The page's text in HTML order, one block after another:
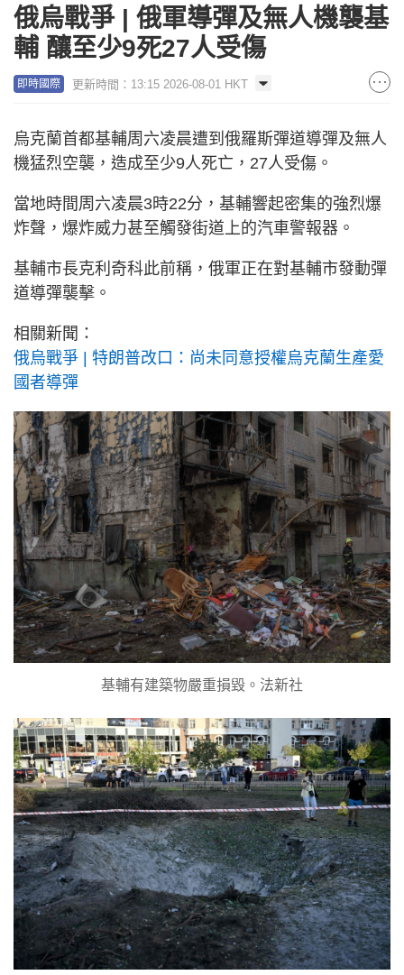
俄烏戰爭 | 俄軍導彈及無人機襲基
輔 釀至少9死27人受傷
即時國際 更新時間：13:15 2026-08-01 HKT
烏克蘭首都基輔周六凌晨遭到俄羅斯彈道導彈及無人
機猛烈空襲，造成至少9人死亡，27人受傷。
當地時間周六凌晨3時22分，基輔響起密集的強烈爆
炸聲，爆炸威力甚至觸發街道上的汽車警報器。
基輔市長克利奇科此前稱，俄軍正在對基輔市發動彈
道導彈襲擊。
相關新聞：
俄烏戰爭 | 特朗普改口：尚未同意授權烏克蘭生產愛
國者導彈
基輔有建築物嚴重損毀。法新社